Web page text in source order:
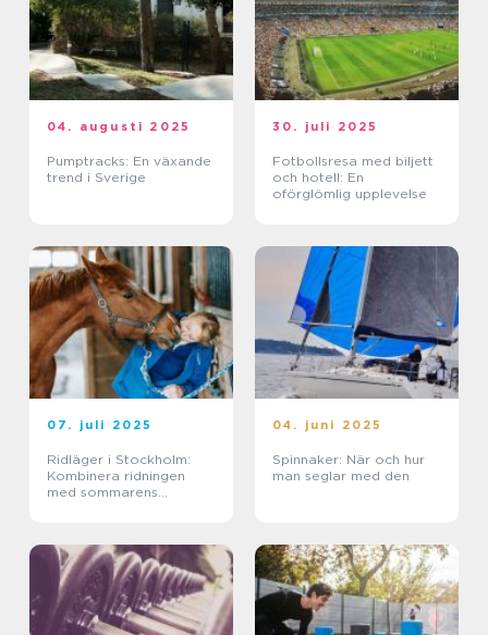
04. augusti 2025
Pumptracks: En växande
trend i Sverige
30. juli 2025
Fotbollsresa med biljett
och hotell: En
oförglömlig upplevelse
07. juli 2025
Ridläger i Stockholm:
Kombinera ridningen
med sommarens
04. juni 2025
Spinnaker: När och hur
man seglar med den